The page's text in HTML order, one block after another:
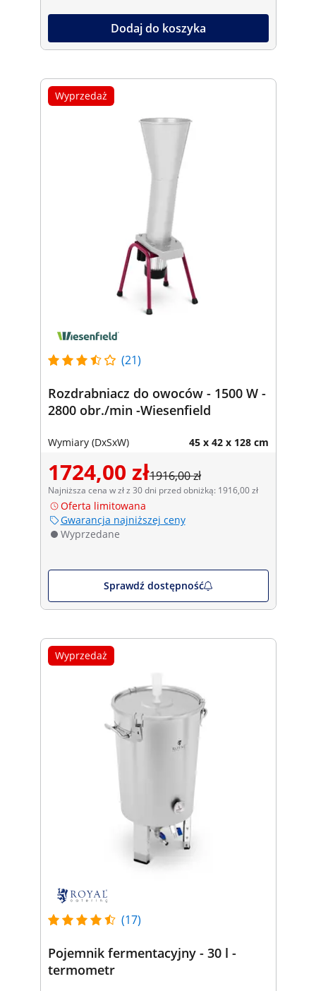
Dodaj do koszyka
Wyprzedaż
(21)
Rozdrabniacz do owoców - 1500 W -
2800 obr./min -Wiesenfield
Wymiary (DxSxW) 45 x 42 x 128 cm
1724,00 zł1916,00 zł
Najniższa cena w zł z 30 dni przed obniżką: 1916,00 zł
Oferta limitowana
Gwarancja najniższej ceny
Wyprzedane
Sprawdź dostępność
Wyprzedaż
(17)
Pojemnik fermentacyjny - 30 l -
termometr